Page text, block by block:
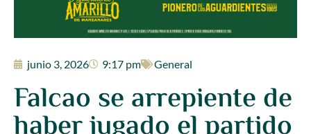
junio 3, 2026 9:17 pm General
Falcao se arrepiente de